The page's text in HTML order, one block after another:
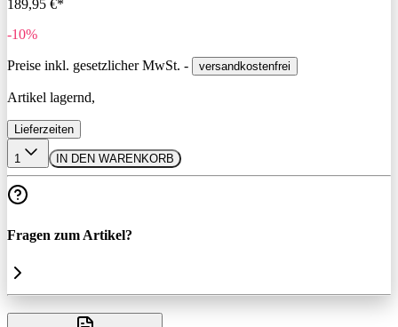
189,95 €*
-10%
Preise inkl. gesetzlicher MwSt. - versandkostenfrei
Artikel lagernd,
Lieferzeiten
1 IN DEN WARENKORB
Fragen zum Artikel?